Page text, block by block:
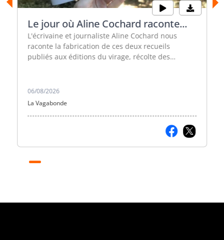
Le jour où Aline Cochard raconte...
L'écrivaine et journaliste Aline Cochard nous
raconte la fabrication de ces deux recueils
publiés aux éditions du virage, récolte des
06/08/2026
La Vagabonde